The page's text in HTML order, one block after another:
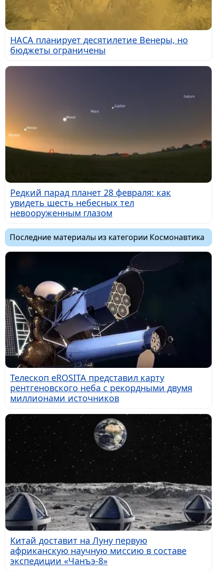
НАСА планирует десятилетие Венеры, но
бюджеты ограничены
Редкий парад планет 28 февраля: как
увидеть шесть небесных тел
невооруженным глазом
Последние материалы из категории Космонавтика
Телескоп eROSITA представил карту
рентгеновского неба с рекордными двумя
миллионами источников
Китай доставит на Луну первую
африканскую научную миссию в составе
экспедиции «Чанъэ-8»